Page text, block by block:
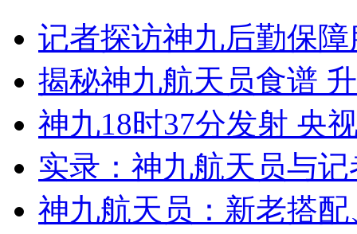
山西运城恶犬咬伤多人 警民合力深夜将其击毙
女孩北京地铁殴打老人 痛下狠手拳打脚踢
无痛分娩是否安全 医生回应
外交部：反对强权政治霸凌主义
记者探访神九后勤保
揭秘神九航天员食谱
神九18时37分发射 央
实录：神九航天员与
神九航天员：新老搭